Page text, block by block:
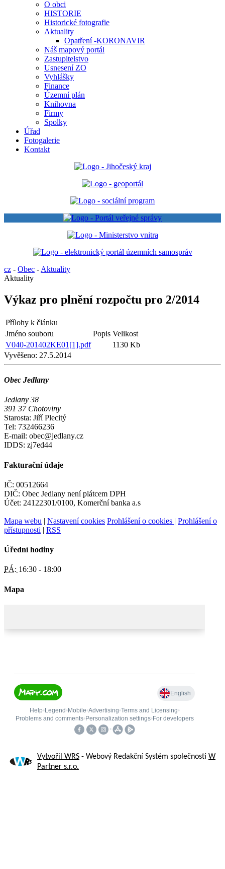
O obci
HISTORIE
Historické fotografie
Aktuality
Opatření -KORONAVIR
Náš mapový portál
Zastupitelstvo
Usnesení ZO
Vyhlášky
Finance
Územní plán
Knihovna
Firmy
Spolky
Úřad
Fotogalerie
Kontakt
cz - Obec - Aktuality
Aktuality
Výkaz pro plnění rozpočtu pro 2/2014
Přílohy k článku
Jméno souboru
Popis Velikost
V040-201402KE01[1].pdf
1130 Kb
Vyvěšeno: 27.5.2014
Obec Jedlany
Jedlany 38
391 37 Chotoviny
Starosta: Jiří Plecitý
Tel: 732466236
E-mail: obec@jedlany.cz
IDDS: zj7ed44
Fakturační údaje
IČ: 00512664
DIČ: Obec Jedlany není plátcem DPH
Účet: 24122301/0100, Komerční banka a.s
Mapa webu | Nastavení cookies Prohlášení o cookies | Prohlášení o
přístupnosti | RSS
Úřední hodiny
PÁ: 16:30 - 18:00
Mapa
Vytvořil WRS - Webový Redakční Systém společnosti W
Partner s.r.o.